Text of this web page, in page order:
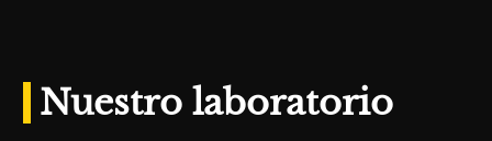
Nuestro laboratorio